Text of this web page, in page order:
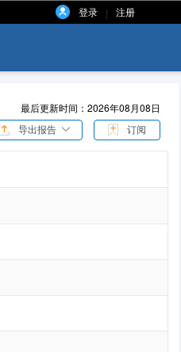
登录 | 注册
最后更新时间：2026年08月08日
导出报告 订阅